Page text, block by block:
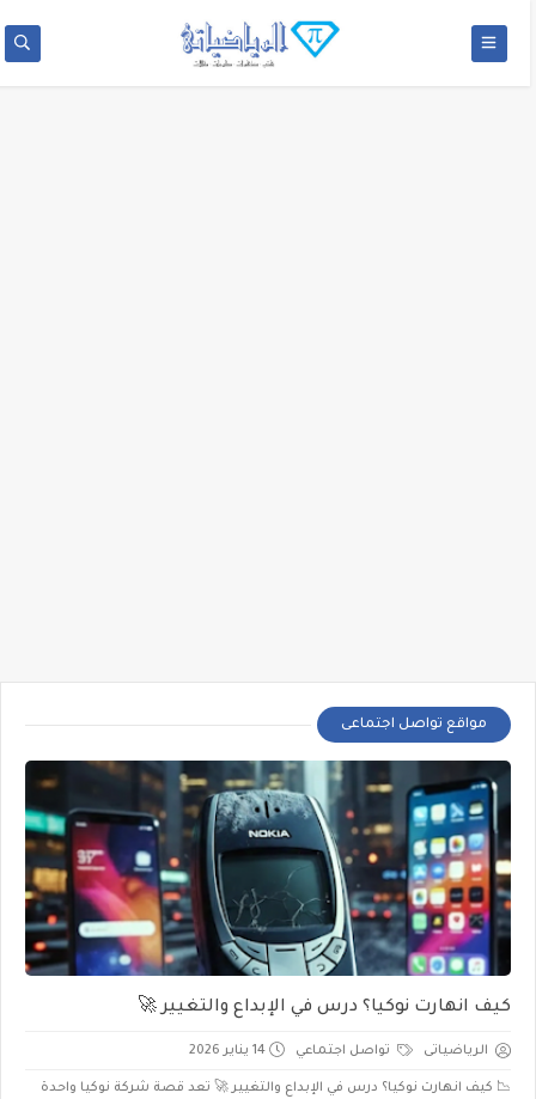
مواقع تواصل اجتماعى
كيف انهارت نوكيا؟ درس في الإبداع والتغيير 🚀
الرياضياتى تواصل اجتماعي 14 يناير 2026
📉 كيف انهارت نوكيا؟ درس في الإبداع والتغيير 🚀 تعد قصة شركة نوكيا واحدة